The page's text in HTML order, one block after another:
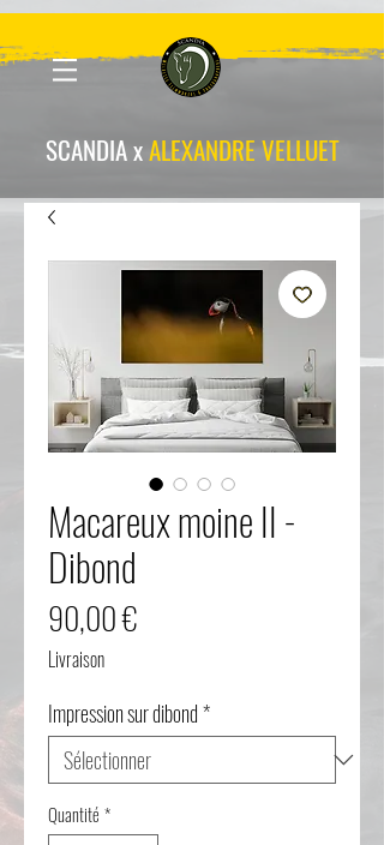
SCANDIA xALEXANDRE VELLUET
Macareux moine II -
Dibond
90,00 €
Livraison
Impression sur dibond*
Quantité *